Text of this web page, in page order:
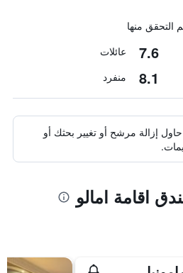
7.6 عائلات
8.1 منفرد
إزالة مرشح أو تغيير بحثك أو
اقامة امالو